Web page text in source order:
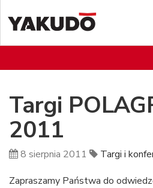
Targi
2011
8 sierpnia 2011
Targi i
Zapraszamy Państwa do